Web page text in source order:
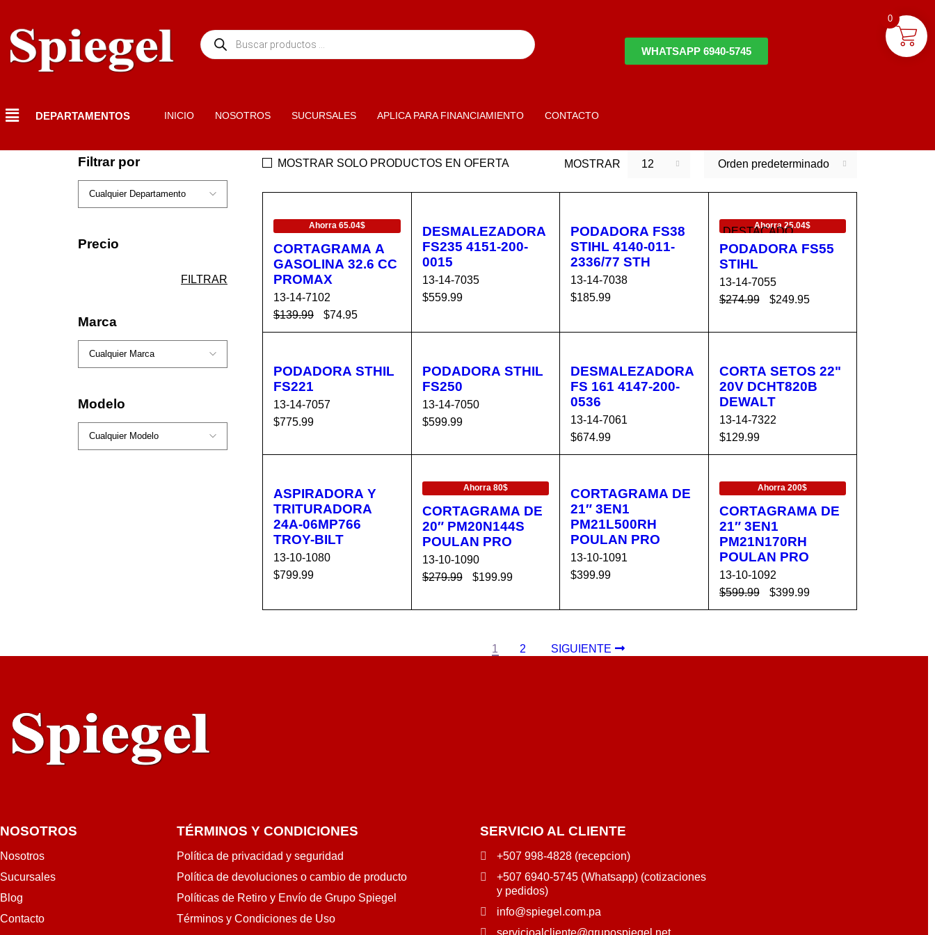
WHATSAPP 6940-5745
DEPARTAMENTOS INICIO NOSOTROS SUCURSALES APLICA PARA FINANCIAMIENTO CONTACTO
Filtrar por
Precio
FILTRAR
Marca
Modelo
Orden predeterminado
MOSTRAR 12
MOSTRAR SOLO PRODUCTOS EN OFERTA
Ahorra 65.04$
CORTAGRAMA A
GASOLINA 32.6 CC
PROMAX
13-14-7102
$139.99 $74.95
AÑADIR AL C
VISTA
DESMALEZADORA
FS235 4151-200-
0015
13-14-7035
$559.99
ARRITO
RÁPIDA
PODADORA FS38
STIHL 4140-011-
2336/77 STH
13-14-7038
$185.99
ARRITO
RÁPIDA
DESTACADO
Ahorra 25.04$
PODADORA FS55
STIHL
13-14-7055
$274.99 $249.95
PODADORA STHIL
FS221
13-14-7057
$775.99
PODADORA STHIL
FS250
13-14-7050
$599.99
DESMALEZADORA
FS 161 4147-200-
0536
13-14-7061
$674.99
AÑADIR AL C
VISTA
CORTA SETOS 22"
20V DCHT820B
DEWALT
13-14-7322
$129.99
AÑADIR AL C
VISTA
ASPIRADORA Y
TRITURADORA
24A-06MP766
TROY-BILT
13-10-1080
$799.99
ARRITO
RÁPIDA
Ahorra 80$
CORTAGRAMA DE
20″ PM20N144S
POULAN PRO
13-10-1090
$279.99 $199.99
CORTAGRAMA DE
21″ 3EN1
PM21L500RH
POULAN PRO
13-10-1091
$399.99
ARRITO
RÁPIDA
Ahorra 200$
CORTAGRAMA DE
21″ 3EN1
PM21N170RH
POULAN PRO
13-10-1092
$599.99 $399.99
AÑADIR AL C
VISTA
1
2 SIGUIENTE
NOSOTROS
Nosotros
Sucursales
Blog
Contacto
TÉRMINOS Y CONDICIONES
Política de privacidad y seguridad
Política de devoluciones o cambio de producto
Políticas de Retiro y Envío de Grupo Spiegel
Términos y Condiciones de Uso
SERVICIO AL CLIENTE
+507 998-4828 (recepcion)
+507 6940-5745 (Whatsapp) (cotizaciones
y pedidos)
info@spiegel.com.pa
0